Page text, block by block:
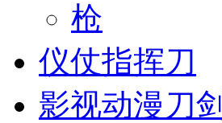
枪
仪仗指挥刀
影视动漫刀剑